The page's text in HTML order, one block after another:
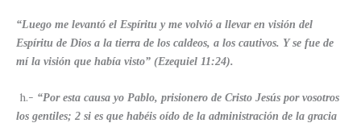
“Luego me levantó el Espíritu y me volvió a llevar en visión del
Espíritu de Dios a la tierra de los caldeos, a los cautivos. Y se fue de
mí la visión que había visto” (Ezequiel 11:24).
h.- “Por esta causa yo Pablo, prisionero de Cristo Jesús por vosotros
los gentiles; 2 si es que habéis oído de la administración de la gracia